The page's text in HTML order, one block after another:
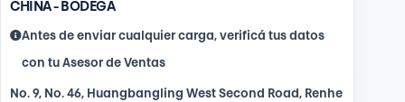
CHINA - BODEGA
Antes de enviar cualquier carga, verificá tus datos
con tu Asesor de Ventas
No. 9, No. 46, Huangbangling West Second Road, Renhe